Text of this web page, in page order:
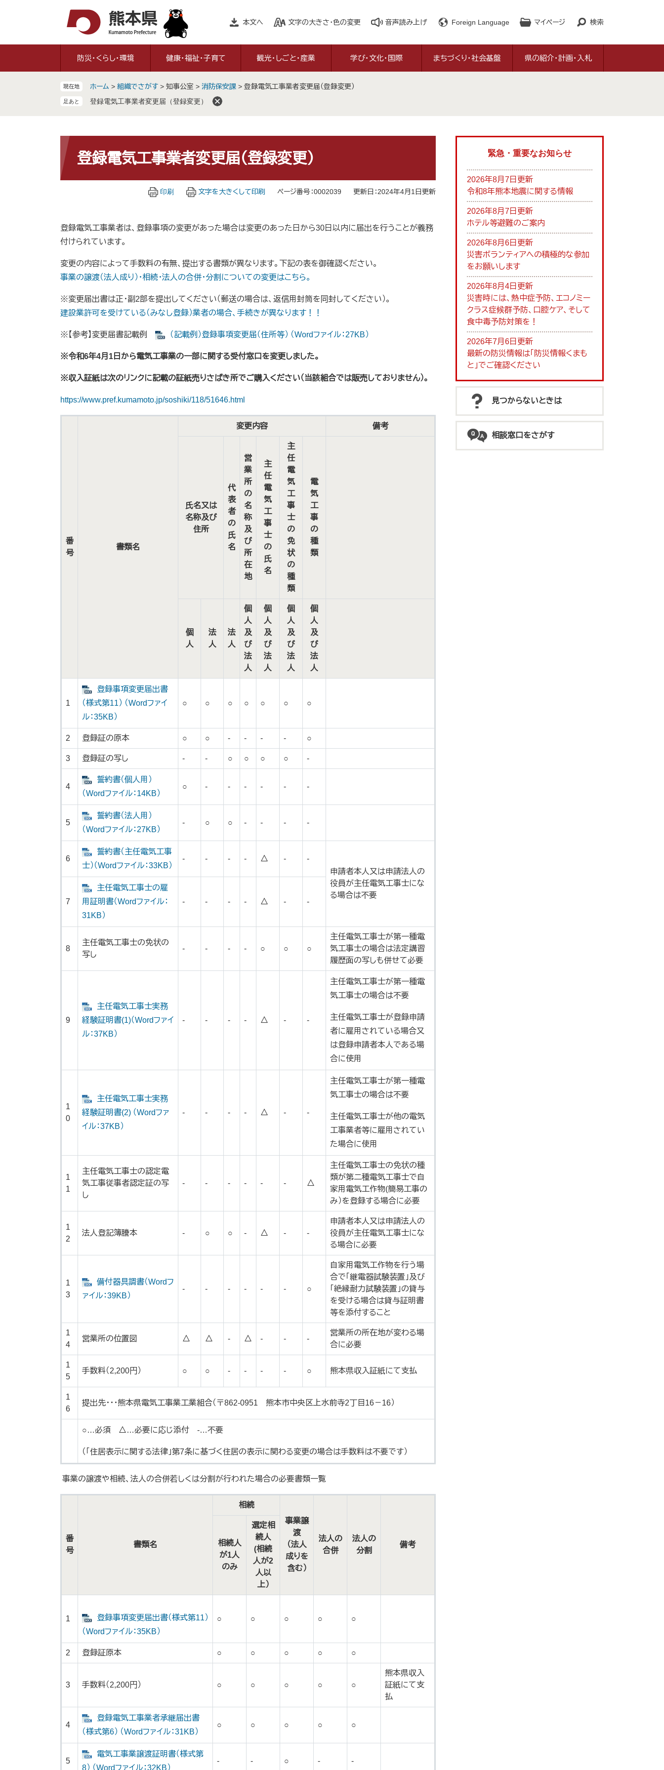
本文へ 文字の大きさ・色の変更 音声読み上げ Foreign Language マイページ 検索
防災・くらし・環境 健康・福祉・子育て 観光・しごと・産業 学び・文化・国際 まちづくり・社会基盤 県の紹介・計画・入札
現在地 ホーム > 組織でさがす > 知事公室 > 消防保安課 > 登録電気工事業者変更届（登録変更）
登録電気工事業者変更届（登録変更）
文
登録電気工事業者変更届（登録変更）
印刷 文字を大きくして印刷 ページ番号：0002039 更新日：2024年4月1日更新
登録電気工事業者は、登録事項の変更があった場合は変更のあった日から30日以内に届出を行うことが義務
付けられています。
変更の内容によって手数料の有無、提出する書類が異なります。下記の表を御確認ください。
事業の譲渡（法人成り）・相続・法人の合併・分割についての変更はこちら。
※変更届出書は正・副2部を提出してください（郵送の場合は、返信用封筒を同封してください）。
建設業許可を受けている（みなし登録）業者の場合、手続きが異なります！！
※【参考】変更届書記載例 （記載例）登録事項変更届（住所等） （Wordファイル：27KB）
※令和6年4月1日から電気工事業の一部に関する受付窓口を変更しました。​
※収入証紙は次のリンクに記載の証紙売りさばき所でご購入ください（当該組合では販売しておりません）。
https://www.pref.kumamoto.jp/soshiki/118/51646.html
番
号
書類名
変更内容 備考
氏名又は
名称及び
住所
代
表
者
の
氏
名
営
業
所
の
名
称
及
び
所
在
地
主
任
電
気
工
事
士
の
氏
名
主
任
電
気
工
事
士
の
免
状
の
種
類
電
気
工
事
の
種
類
個
人
法
人
法
人
個
人
及
び
法
人
個
人
及
び
法
人
個
人
及
び
法
人
個
人
及
び
法
人
1
登録事項変更届出書
（様式第11） （Wordファイ
ル：35KB）
○ ○ ○ ○ ○ ○ ○
2 登録証の原本 ○ ○ - - - - ○
3 登録証の写し - - ○ ○ ○ ○ -
4
誓約書（個人用）
（Wordファイル：14KB）
○ - - - - - -
5
誓約書（法人用）
（Wordファイル：27KB）
- ○ ○ - - - -
6
誓約書（主任電気工事
士）（Wordファイル：33KB）
- - - - △ -
-
申請者本人又は申請法人の
役員が主任電気工事士にな
る場合は不要
7
主任電気工事士の雇
用証明書（Wordファイル：
31KB）
- - - - △ - -
8
主任電気工事士の免状の
写し
- - - - ○ ○ ○
主任電気工事士が第一種電
気工事士の場合は法定講習
履歴面の写しも併せて必要
9
主任電気工事士実務
経験証明書(1)（Wordファイ
ル：37KB）
- - - - △ - -
主任電気工事士が第一種電
気工事士の場合は不要
主任電気工事士が登録申請
者に雇用されている場合又
は登録申請者本人である場
合に使用
1
0
主任電気工事士実務
経験証明書(2) （Wordファ
イル：37KB）
- - - - △ - -
主任電気工事士が第一種電
気工事士の場合は不要
主任電気工事士が他の電気
工事業者等に雇用されてい
た場合に使用
1
1
主任電気工事士の認定電
気工事従事者認定証の写
し
- - - - - - △
主任電気工事士の免状の種
類が第二種電気工事士で自
家用電気工作物(簡易工事の
み）を登録する場合に必要
1
2
法人登記簿謄本 - ○ ○ - △ - -
申請者本人又は申請法人の
役員が主任電気工事士にな
る場合に必要
1
3
備付器具調書（Wordフ
ァイル：39KB）
- - - - - - ○
自家用電気工作物を行う場
合で「継電器試験装置」及び
「絶縁耐力試験装置」の貸与
を受ける場合は貸与証明書
等を添付すること
1
4
営業所の位置図 △ △ - △ - - -
営業所の所在地が変わる場
合に必要
1
5
手数料（2,200円） ○ ○ - - - - ○ 熊本県収入証紙にて支払
1
6
提出先・・・熊本県電気工事業工業組合（〒862-0951 熊本市中央区上水前寺2丁目16－16）
○…必須 △…必要に応じ添付 -…不要
（「住居表示に関する法律」第7条に基づく住居の表示に関わる変更の場合は手数料は不要です）
事業の譲渡や相続、法人の合併若しくは分割が行われた場合の必要書類一覧
番
号
書類名
相続
事業譲
渡
（法人
成りを
含む）
法人の
合併
法人の
分割
備考
相続人
が1人
のみ
選定相
続人
(相続
人が2
人以
上）
1
登録事項変更届出書（様式第11）
（Wordファイル：35KB）
○ ○ ○ ○ ○
2 登録証原本 ○ ○ ○ ○ ○
3 手数料（2,200円） ○ ○ ○ ○ ○
熊本県収入
証紙にて支
払
4
登録電気工事業者承継届出書
（様式第6） （Wordファイル：31KB）
○ ○ ○ ○ ○
5
電気工事業譲渡証明書（様式第
8） （Wordファイル：32KB）
- - ○ - -
緊急・重要なお知らせ
2026年8月7日更新
令和8年熊本地震に関する情報
2026年8月7日更新
ホテル等避難のご案内
2026年8月6日更新
災害ボランティアへの積極的な参加
をお願いします
2026年8月4日更新
災害時には、熱中症予防、エコノミー
クラス症候群予防、口腔ケア、そして
食中毒予防対策を！
2026年7月6日更新
最新の防災情報は「防災情報くまも
と」でご確認ください
見つからないときは
相談窓口をさがす